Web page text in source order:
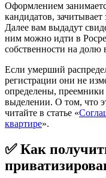
Оформлением
кандидатов,
Далее вам выдадут
ним можно идти в
собственности на долю
Если умерший
регистрации они не
определены, преемники
выделении. О том, что
читайте в статье «
квартире».
✅ Как